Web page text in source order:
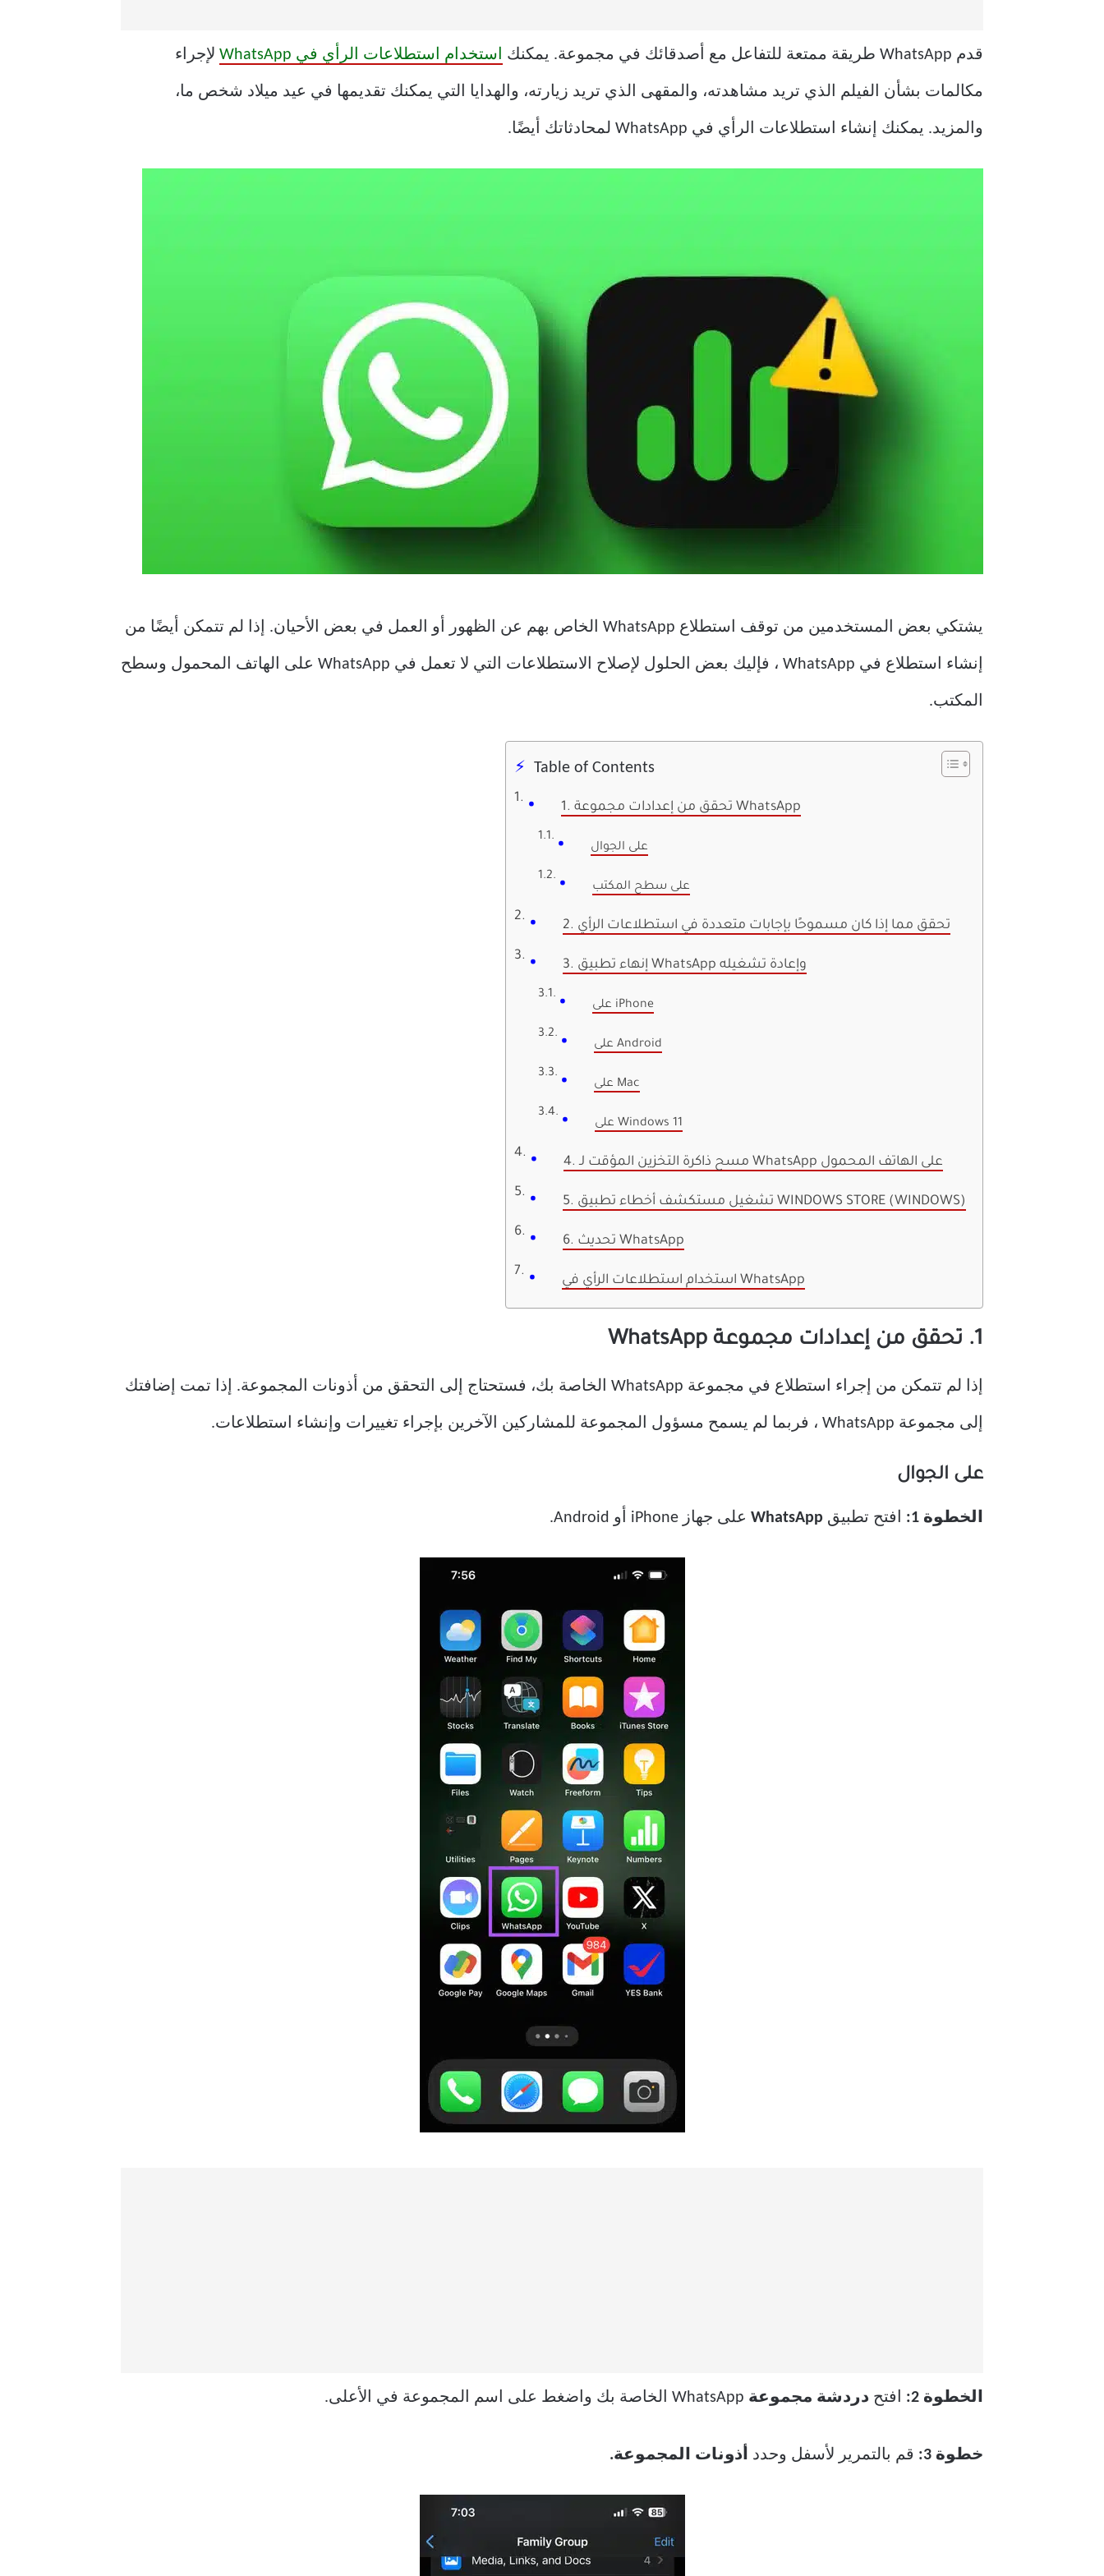
قدم WhatsApp طريقة ممتعة للتفاعل مع أصدقائك في مجموعة. يمكنك استخدام استطلاعات الرأي في WhatsApp لإجراء
مكالمات بشأن الفيلم الذي تريد مشاهدته، والمقهى الذي تريد زيارته، والهدايا التي يمكنك تقديمها في عيد ميلاد شخص ما،
والمزيد. يمكنك إنشاء استطلاعات الرأي في WhatsApp لمحادثاتك أيضًا.
يشتكي بعض المستخدمين من توقف استطلاع WhatsApp الخاص بهم عن الظهور أو العمل في بعض الأحيان. إذا لم تتمكن أيضًا من
إنشاء استطلاع في WhatsApp ، فإليك بعض الحلول لإصلاح الاستطلاعات التي لا تعمل في WhatsApp على الهاتف المحمول وسطح
المكتب.
Table of Contents
1. تحقق من إعدادات مجموعة WhatsApp
على الجوال
على سطح المكتب
2. تحقق مما إذا كان مسموحًا بإجابات متعددة في استطلاعات الرأي
3. إنهاء تطبيق WhatsApp وإعادة تشغيله
على iPhone
على Android
على Mac
على Windows 11
4. مسح ذاكرة التخزين المؤقت لـ WhatsApp على الهاتف المحمول
5. تشغيل مستكشف أخطاء تطبيق WINDOWS STORE (WINDOWS)
6. تحديث WhatsApp
استخدام استطلاعات الرأي في WhatsApp
1. تحقق من إعدادات مجموعة WhatsApp
إذا لم تتمكن من إجراء استطلاع في مجموعة WhatsApp الخاصة بك، فستحتاج إلى التحقق من أذونات المجموعة. إذا تمت إضافتك
إلى مجموعة WhatsApp ، فربما لم يسمح مسؤول المجموعة للمشاركين الآخرين بإجراء تغييرات وإنشاء استطلاعات.
على الجوال
الخطوة 1: افتح تطبيق WhatsApp على جهاز iPhone أو Android.
الخطوة 2: افتح دردشة مجموعة
خطوة 3: قم بالتمرير لأسفل وحدد أذونات المجموعة.